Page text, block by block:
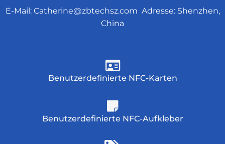
E-Mail: Catherine@zbtechsz.com Adresse: Shenzhen,
China
Benutzerdefinierte NFC-Karten
Benutzerdefinierte NFC-Aufkleber